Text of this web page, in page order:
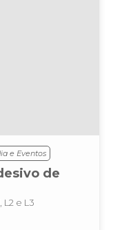
e Eventos
de
L2 e L3